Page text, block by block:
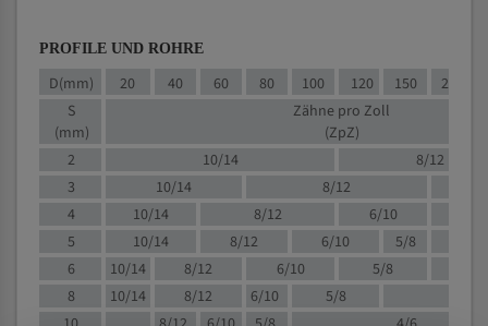
PROFILE UND ROHRE
D(mm) 20 40 60 80 100 120 150 200
S
(mm)
Zähne pro Zoll
(ZpZ)
2
10/14
8/12
3
10/14 8/12
4
10/14 8/12 6/10
5
10/14 8/12 6/10
5/8
6
10/14 8/12 6/10
5/8
8
10/14 8/12 6/10 5/8